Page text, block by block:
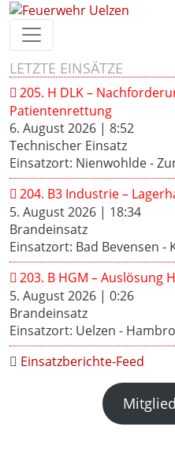
LETZTE EINSÄTZE
205. H DLK –
Patientenrettung
6. August 2026 | 8:52
Technischer Einsatz
Einsatzort: Nienwohlde -
204. B3 Industrie –
5. August 2026 | 18:34
Brandeinsatz
Einsatzort: Bad Bevensen
203. B HGM – Auslösung
5. August 2026 | 0:26
Brandeinsatz
Einsatzort: Uelzen -
Einsatzberichte-Feed